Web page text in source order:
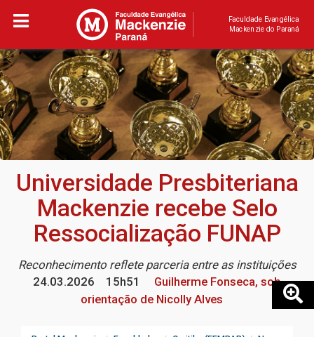
Faculdade Evangélica
Mackenzie do Paraná
Universidade Presbiteriana
Mackenzie recebe Selo
Ressocialização FUNAP
Reconhecimento reflete parceria entre as instituições
24.03.2026
15h51
Guilherme Fonseca, sob
orientação de Nicolly Alves